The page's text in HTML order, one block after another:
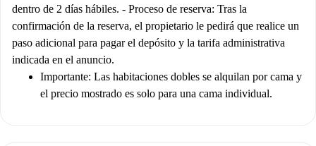
dentro de 2 días hábiles. - Proceso de reserva: Tras la
confirmación de la reserva, el propietario le pedirá que realice un
paso adicional para pagar el depósito y la tarifa administrativa
indicada en el anuncio.
Importante: Las habitaciones dobles se alquilan por cama y
el precio mostrado es solo para una cama individual.